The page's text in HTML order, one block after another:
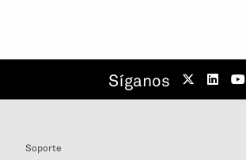
Síganos
Soporte